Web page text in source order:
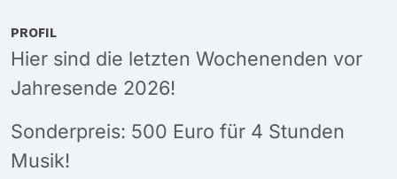
PROFIL
Hier sind die letzten Wochenenden vor
Jahresende 2026!
Sonderpreis: 500 Euro für 4 Stunden
Musik!